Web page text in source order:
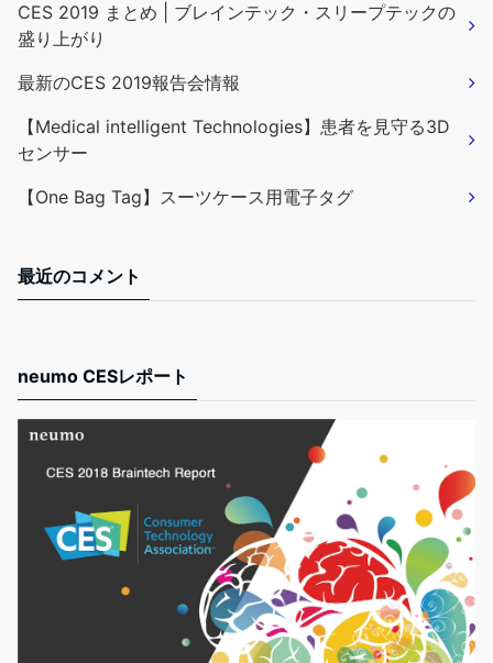
CES 2019 まとめ | ブレインテック・スリープテックの
盛り上がり
最新のCES 2019報告会情報
【Medical intelligent Technologies】患者を見守る3D
センサー
【One Bag Tag】スーツケース用電子タグ
最近のコメント
neumo CESレポート